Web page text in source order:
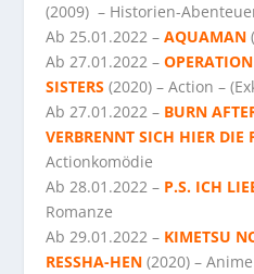
(2009) – Historien-
Ab 25.01.2022 –AQUAMAN
Ab 27.01.2022 –
SISTERS (2020) – Action –
Ab 27.01.2022 – BURN
VERBRENNT SICH HIER DIE
Actionkomödie
Ab 28.01.2022 – P.S. ICH
Romanze
Ab 29.01.2022 – KIMETSU
RESSHA-HEN (2020) –